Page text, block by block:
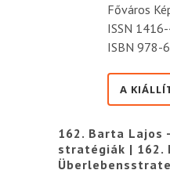
Főváros
ISSN
ISBN 978-
A
162. Barta Lajos
stratégiák | 162.